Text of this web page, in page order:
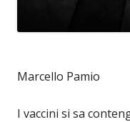
Marcello Pamio
I vaccini si sa